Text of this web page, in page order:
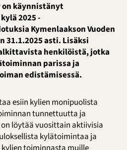
on käynnistänyt
2025 -
Kymenlaakson Vuoden
31.1.2025 asti. Lisäksi
henkilöistä, jotka
parissa ja
edistämisessä.
esiin kylien monipuolista
tunnettuutta ja
löytää vuosittain aktiivisia
kylätoimintaa ja